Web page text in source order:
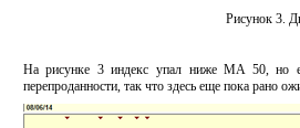
Рисунок 3.
На рисунке 3 индекс упал ниже MA 50, но
перепроданности, так что здесь еще пока рано